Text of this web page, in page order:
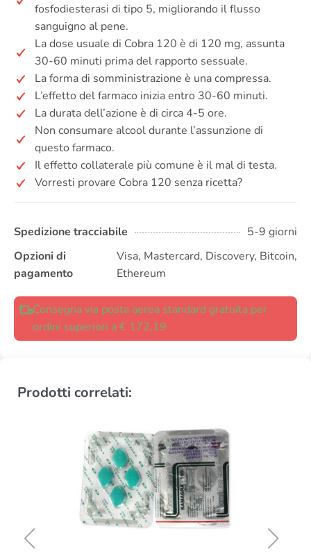
fosfodiesterasi di tipo 5, migliorando il flusso
sanguigno al pene.
La dose usuale di Cobra 120 è di 120 mg, assunta
30-60 minuti prima del rapporto sessuale.
La forma di somministrazione è una compressa.
L’effetto del farmaco inizia entro 30-60 minuti.
La durata dell’azione è di circa 4-5 ore.
Non consumare alcool durante l’assunzione di
questo farmaco.
Il effetto collaterale più comune è il mal di testa.
Vorresti provare Cobra 120 senza ricetta?
Spedizione tracciabile
5-9 giorni
Opzioni di
pagamento
Visa, Mastercard, Discovery, Bitcoin,
Ethereum
Consegna via posta aerea standard gratuita per
ordini superiori a € 172,19
Prodotti correlati: